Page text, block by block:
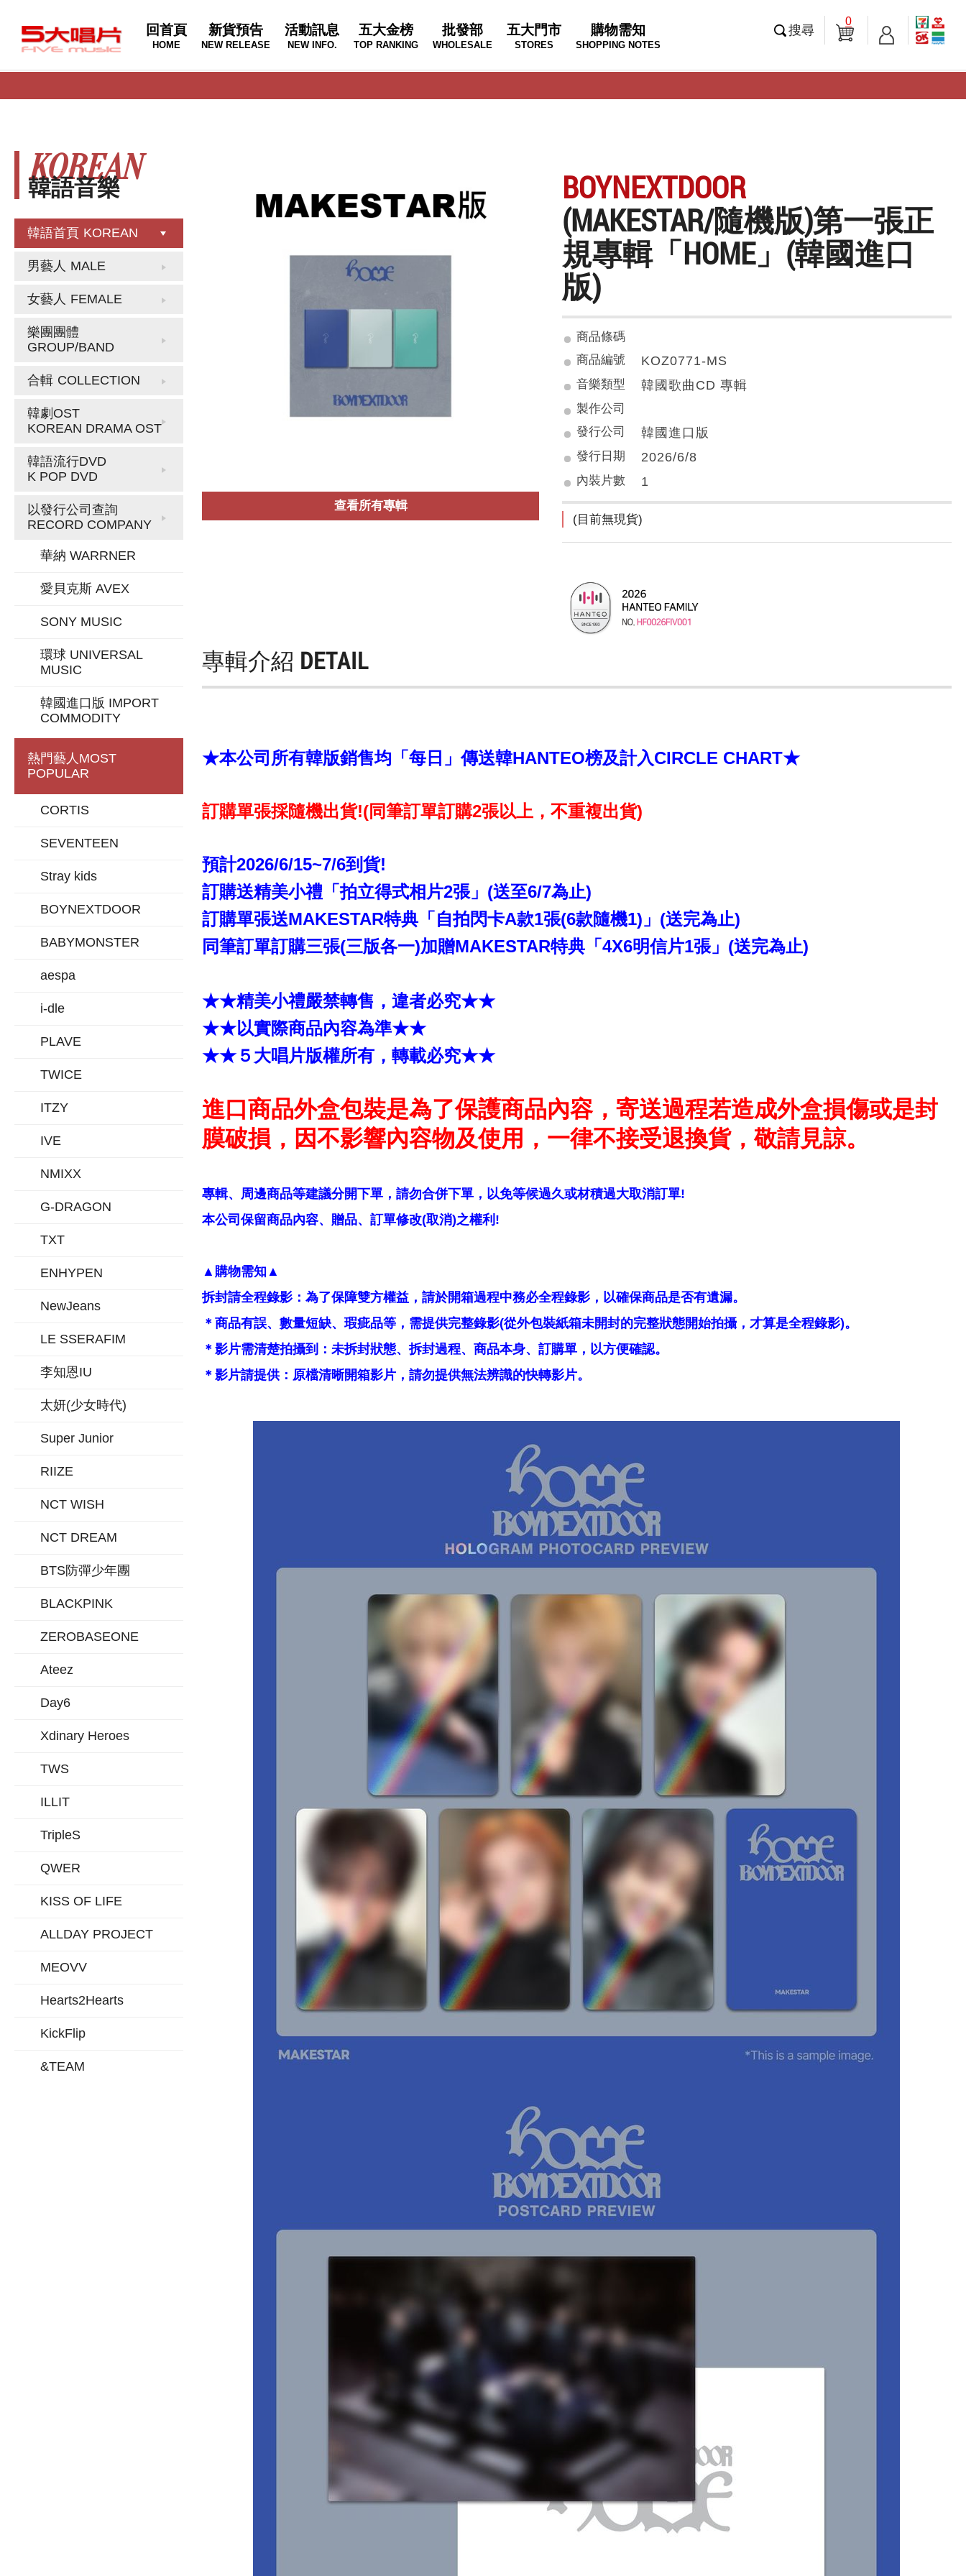
回首頁
HOME
新貨預告
NEW RELEASE
活動訊息
NEW INFO.
五大金榜
TOP RANKING
批發部
WHOLESALE
五大門市
STORES
購物需知
SHOPPING NOTES
搜尋
0
韓語音樂
KOREAN
韓語首頁 KOREAN
男藝人 MALE
女藝人 FEMALE
樂團團體
GROUP/BAND
合輯 COLLECTION
韓劇OST
KOREAN DRAMA OST
韓語流行DVD
K POP DVD
以發行公司查詢
RECORD COMPANY
華納 WARRNER
愛貝克斯 AVEX
SONY MUSIC
環球 UNIVERSAL
MUSIC
韓國進口版 IMPORT
COMMODITY
熱門藝人 MOST
POPULAR
CORTIS
SEVENTEEN
Stray kids
BOYNEXTDOOR
BABYMONSTER
aespa
i-dle
PLAVE
TWICE
ITZY
IVE
NMIXX
G-DRAGON
TXT
ENHYPEN
NewJeans
LE SSERAFIM
李知恩IU
太妍(少女時代)
Super Junior
RIIZE
NCT WISH
NCT DREAM
BTS防彈少年團
BLACKPINK
ZEROBASEONE
Ateez
Day6
Xdinary Heroes
TWS
ILLIT
TripleS
QWER
KISS OF LIFE
ALLDAY PROJECT
MEOVV
Hearts2Hearts
KickFlip
&TEAM
查看所有專輯
BOYNEXTDOOR
(MAKESTAR/隨機版)第一張正
規專輯「HOME」(韓國進口
版)
商品條碼
商品編號
KOZ0771-MS
音樂類型 韓國歌曲CD 專輯
製作公司
發行公司
韓國進口版
發行日期 2026/6/8
內裝片數 1
(目前無現貨)
專輯介紹 DETAIL
★本公司所有韓版銷售均「每日」傳送韓HANTEO榜及計入CIRCLE CHART★
訂購單張採隨機出貨!(同筆訂單訂購2張以上，不重複出貨)
預計2026/6/15~7/6到貨!
訂購送精美小禮「拍立得式相片2張」(送至6/7為止)
訂購單張送MAKESTAR特典「自拍閃卡A款1張(6款隨機1)」(送完為止)
同筆訂單訂購三張(三版各一)加贈MAKESTAR特典「4X6明信片1張」(送完為止)
★★精美小禮嚴禁轉售，違者必究★★
★★以實際商品內容為準★★
★★５大唱片版權所有，轉載必究★★
進口商品外盒包裝是為了保護商品內容，寄送過程若造成外盒損傷或是封
膜破損，因不影響內容物及使用，一律不接受退換貨，敬請見諒。
專輯、周邊商品等建議分開下單，請勿合併下單，以免等候過久或材積過大取消訂單!
本公司保留商品內容、贈品、訂單修改(取消)之權利!
▲購物需知▲
拆封請全程錄影：為了保障雙方權益，請於開箱過程中務必全程錄影，以確保商品是否有遺漏。
＊商品有誤、數量短缺、瑕疵品等，需提供完整錄影(從外包裝紙箱未開封的完整狀態開始拍攝，才算是全程錄影)。
＊影片需清楚拍攝到：未拆封狀態、拆封過程、商品本身、訂購單，以方便確認。
＊影片請提供：原檔清晰開箱影片，請勿提供無法辨識的快轉影片。